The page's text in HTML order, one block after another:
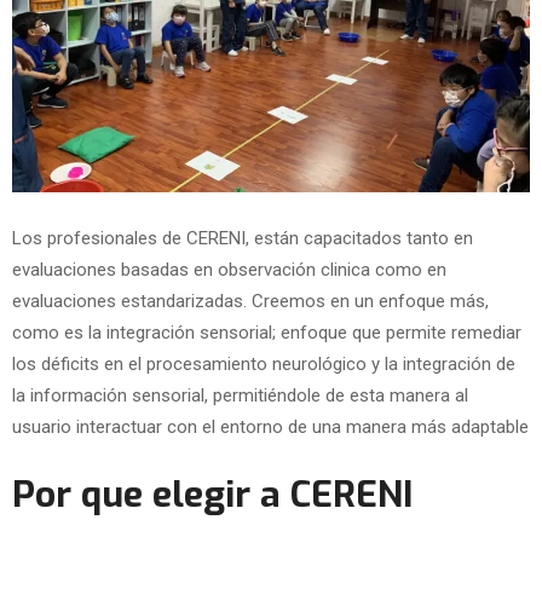
Los profesionales de CERENI, están capacitados tanto en
evaluaciones basadas en observación clinica como en
evaluaciones estandarizadas. Creemos en un enfoque más,
como es la integración sensorial; enfoque que permite remediar
los déficits en el procesamiento neurológico y la integración de
la información sensorial, permitiéndole de esta manera al
usuario interactuar con el entorno de una manera más adaptable
Por que elegir a CERENI